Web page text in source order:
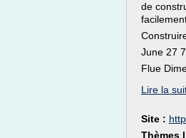
de
June 27 7
Flue
Lire la
Site :
Thèmes